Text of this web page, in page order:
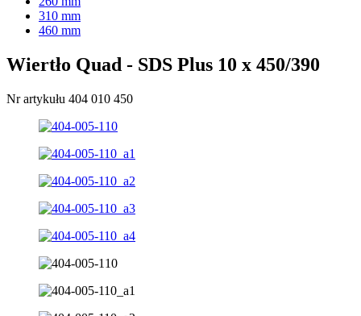
310 mm
460 mm
Wiertło Quad - SDS Plus 10 x 450/390
Nr artykułu 404 010 450